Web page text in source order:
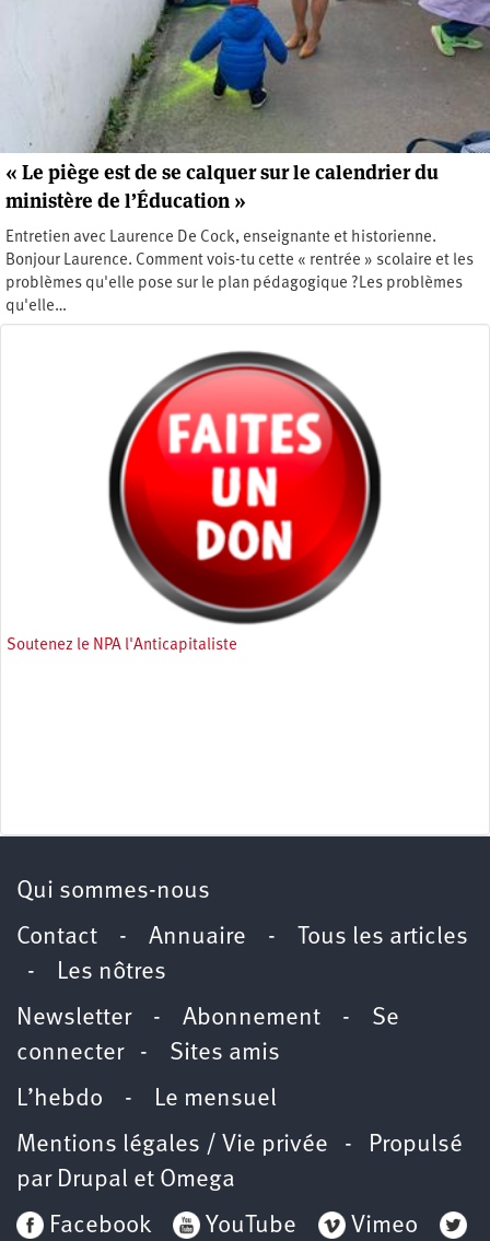
« Le piège est de se calquer sur le calendrier du
ministère de l’Éducation »
Entretien avec Laurence De Cock, enseignante et historienne.
Bonjour Laurence. Comment vois-tu cette « rentrée » scolaire et les
problèmes qu'elle pose sur le plan pédagogique ?Les problèmes
qu'elle…
Soutenez le NPA l'Anticapitaliste
Qui sommes-nous
Contact - Annuaire -
Tous les articles
- Les nôtres
Newsletter- Abonnement - Se
connecter- Sites amis
L’hebdo - Le mensuel
Mentions légales / Vie privée - Propulsé
par Drupal et Omega
Facebook
YouTube Vimeo